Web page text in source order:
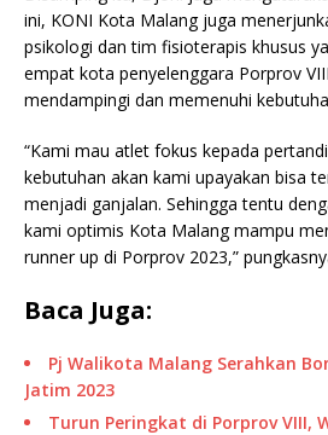
ini, KONI Kota Malang juga
psikologi dan tim fisioterapis khusus
empat kota penyelenggara Porprov
mendampingi dan memenuhi
“Kami mau atlet fokus kepada
kebutuhan akan kami upayakan bisa
menjadi ganjalan. Sehingga tentu
kami optimis Kota Malang mampu
runner up di Porprov 2023,”
Baca Juga:
Pj Walikota Malang Serahkan
Jatim 2023
Turun Peringkat di Porprov VIII,